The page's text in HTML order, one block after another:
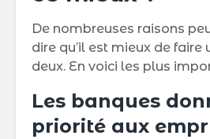
De nombreuses raisons
dire qu’il est mieux de faire
deux. En voici les plus
Les banques
priorité aux